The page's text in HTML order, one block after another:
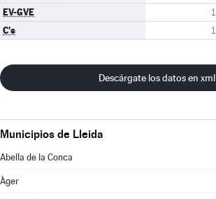
EV-GVE 1
C's 1
Descárgate los datos en xml
Municipios de Lleida
Abella de la Conca
Àger